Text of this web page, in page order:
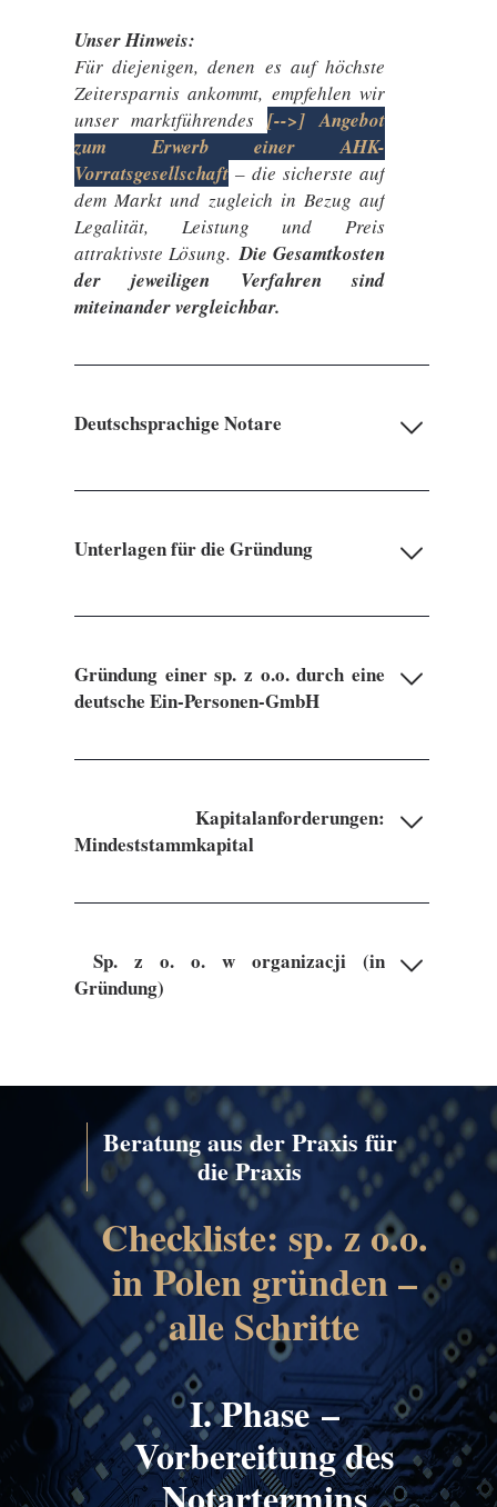
Sp. z o. o. w organizacji (in
Gründung)
Kapitalanforderungen:
Mindeststammkapital
Gründung einer sp. z o.o. durch eine
deutsche Ein-Personen-GmbH
Unterlagen für die Gründung
Deutschsprachige Notare
Unser Hinweis:
Für diejenigen, denen es auf höchste
Zeitersparnis ankommt, empfehlen wir
unser marktführendes [-->] Angebot
zum Erwerb einer AHK-
Vorratsgesellschaft – die sicherste auf
dem Markt und zugleich in Bezug auf
Legalität, Leistung und Preis
attraktivste Lösung. Die Gesamtkosten
der jeweiligen Verfahren sind
miteinander vergleichbar.
Checkliste: sp. z o.o.
in Polen gründen –
alle Schritte
I. Phase –
Vorbereitung des
Beratung aus der Praxis für
die Praxis